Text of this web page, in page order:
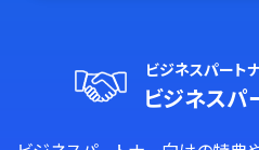
ビジネスパート
ビジネスパ